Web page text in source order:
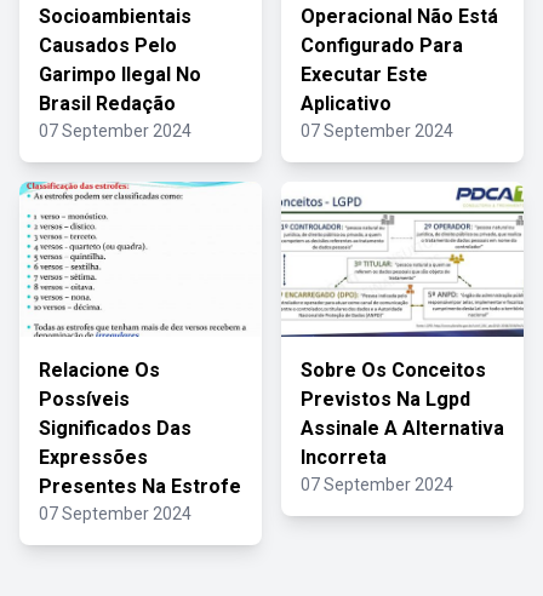
Socioambientais
Causados Pelo
Garimpo Ilegal No
Brasil Redação
07 September 2024
Operacional Não Está
Configurado Para
Executar Este
Aplicativo
07 September 2024
Relacione Os
Possíveis
Significados Das
Expressões
Presentes Na Estrofe
07 September 2024
Sobre Os Conceitos
Previstos Na Lgpd
Assinale A Alternativa
Incorreta
07 September 2024